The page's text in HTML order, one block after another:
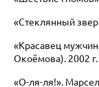
«Стеклянный
«Красавец
Окоёмова). 2002 г.
«О-ля-ля!».